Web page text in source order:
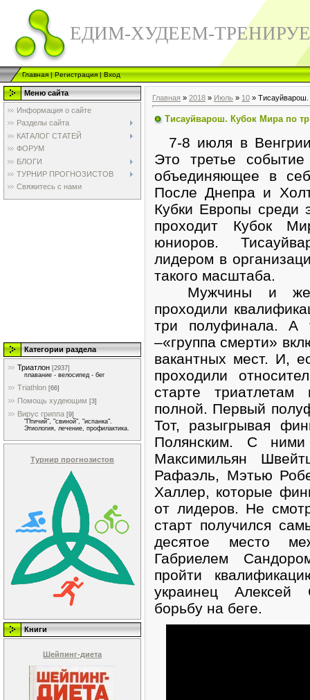
ЕДИМ-ХУДЕЕМ-
Главная|Регистрация|Вход
Меню сайта
Информация о сайте
Разделы сайта
КАТАЛОГ СТАТЕЙ
ФОРУМ
БЛОГИ
ТУРНИР ПРОГНОЗИСТОВ
Свяжитесь с нами
Категории раздела
Триатлон [2937]
плавание - велосипед - бег
Triathlon [66]
Помощь худеющим [3]
Вирус гриппа [9]
"Птичий", "свиной", "испанка".
Этиология, лечение, профилактика.
Турнир прогнозистов
Книги
Шейпинг-диета
Главная » 2018 » Июль » 10 » Тисауйварош.
Тисауйварош. Кубок Мира по
7-8 июля в Венгрии
Это третье
объединяющее в
После Днепра и
Кубки Европы среди
проходит Кубок
юниоров.
лидером в
такого масштаба.
Мужчины и
проходили
три полуфинала. А
–«группа смерти»
вакантных мест. И,
проходили
старте триатлетам
полной. Первый
Тот, разыгрывая
Полянским. С
Максимильян
Рафаэль, Мэтью
Халлер, которые
от лидеров. Не
старт получился
десятое место
Габриелем
пройти
украинец Алексей
борьбу на беге.